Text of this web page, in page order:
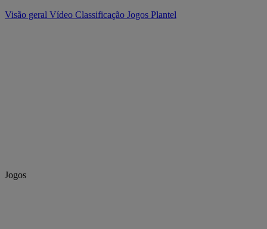
Visão geral Vídeo Classificação Jogos Plantel
Jogos